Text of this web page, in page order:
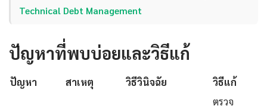
Technical Debt Management
ปัญหาที่พบบ่อยและวิธีแก้
ปัญหา สาเหตุ วิธีวินิจฉัย วิธีแก้
ตรวจ